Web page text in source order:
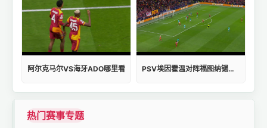
阿尔克马尔VS海牙ADO哪里看 PSV埃因霍温对阵福图纳锡塔德高清直播
热门赛事专题